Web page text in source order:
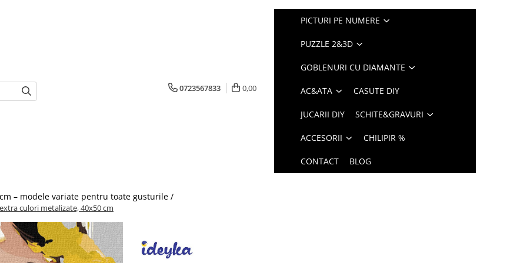
0723567833 0,00
PICTURI PE NUMERE
PUZZLE 2&3D
GOBLENURI CU DIAMANTE
AC&ATA CASUTE DIY
JUCARII DIY SCHITE&GRAVURI
ACCESORII CHILIPIR %
CONTACT BLOG
– modele variate pentru toate gusturile /
culori metalizate, 40x50 cm